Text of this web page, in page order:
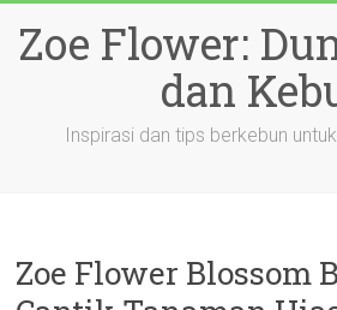
content
Zoe Flower:
dan
Inspirasi dan tips berkebun
Zoe Flower Blossom